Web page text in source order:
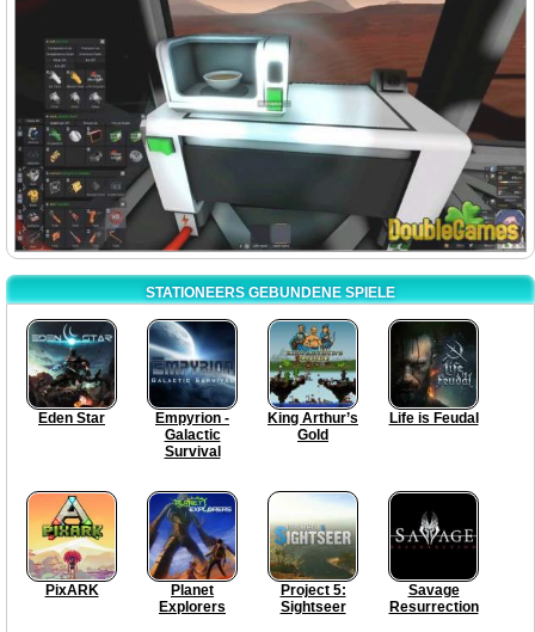
STATIONEERS GEBUNDENE SPIELE
Eden Star
Empyrion -
Galactic
Survival
King Arthur’s
Gold
Life is Feudal
PixARK
Planet
Explorers
Project 5:
Sightseer
Savage
Resurrection